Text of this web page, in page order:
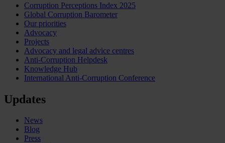
Corruption Perceptions Index 2025
Global Corruption Barometer
Our priorities
Advocacy
Projects
Advocacy and legal advice centres
Anti-Corruption Helpdesk
Knowledge Hub
International Anti-Corruption Conference
Updates
News
Blog
Press